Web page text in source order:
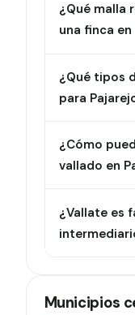
¿Qué malla
una finca
¿Qué tipos
para
¿Cómo
vallado en
¿Vallate es
Municipios